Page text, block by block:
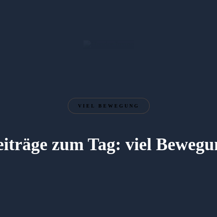
VIEL BEWEGUNG
zum Tag: viel